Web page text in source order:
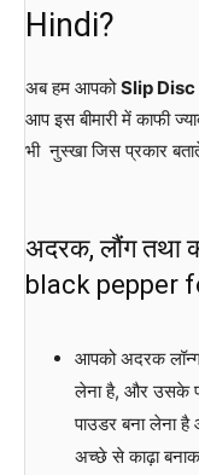
Hindi?
अब हम आपकोSlip Disc
आप इस बीमारी में काफी
भी नुस्खा जिस प्रकार
अदरक, लौंग तथा
black pepper
आपको अदरक लॉन्ग
लेना है, और उसके
पाउडर बना लेना है
अच्छे से काढ़ा